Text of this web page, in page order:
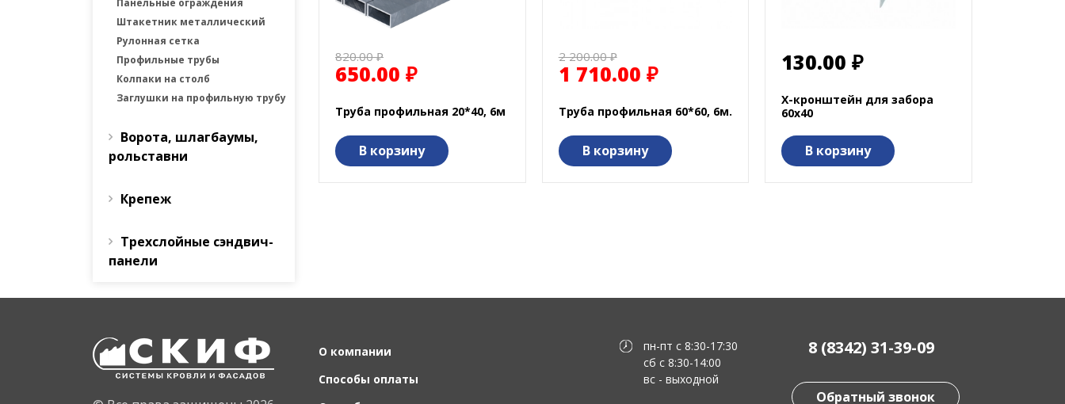
Панельные ограждения
Штакетник металлический
Рулонная сетка
Профильные трубы
Колпаки на столб
Заглушки на профильную трубу
Ворота, шлагбаумы,
рольставни
Крепеж
Трехслойные сэндвич-
панели
820.00 ₽
650.00 ₽
Труба профильная 20*40, 6м
В корзину
2 200.00 ₽
1 710.00 ₽
Труба профильная 60*60, 6м.
В корзину
130.00 ₽
Х-кронштейн для забора
60х40
В корзину
О компании
Способы оплаты
пн-пт с 8:30-17:30
сб с 8:30-14:00
вс - выходной
8 (8342) 31-39-09
Обратный звонок